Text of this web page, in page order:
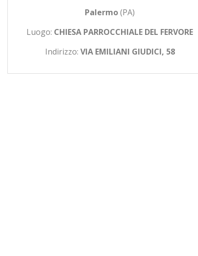
Palermo(PA)
Luogo: CHIESA PARROCCHIALE DEL FERVORE
Indirizzo: VIA EMILIANI GIUDICI, 58